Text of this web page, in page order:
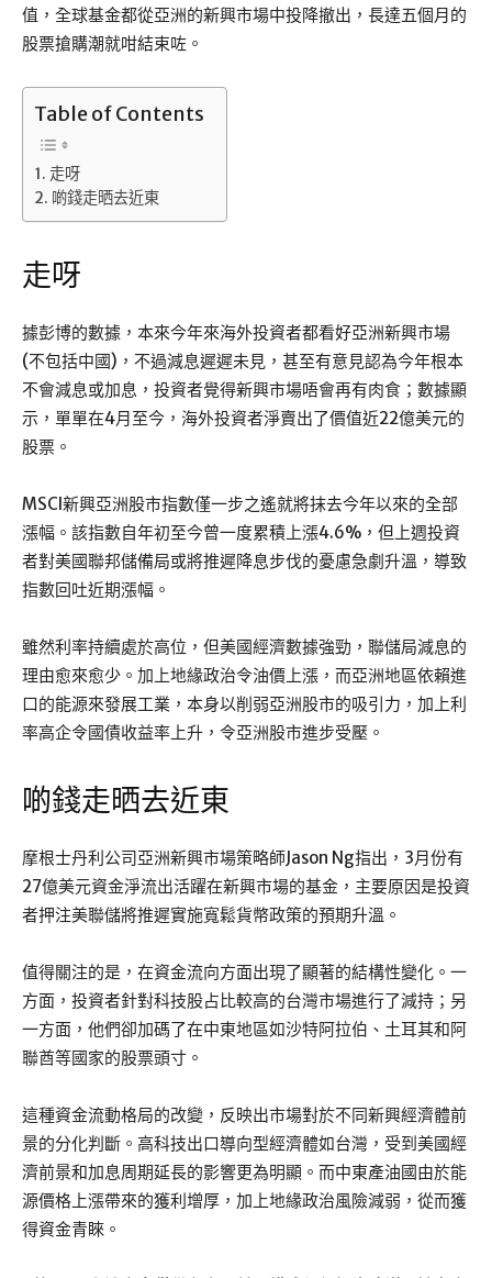
值，全球基金都從亞洲的新興市場中投降撤出，長達五個月的
股票搶購潮就咁結束咗。
Table of Contents
走呀
啲錢走晒去近東
走呀
據彭博的數據，本來今年來海外投資者都看好亞洲新興市場
(不包括中國)，不過減息遲遲未見，甚至有意見認為今年根本
不會減息或加息，投資者覺得新興市場唔會再有肉食；數據顯
示，單單在4月至今，海外投資者淨賣出了價值近22億美元的
股票。
MSCI新興亞洲股市指數僅一步之遙就將抹去今年以來的全部
漲幅。該指數自年初至今曾一度累積上漲4.6%，但上週投資
者對美國聯邦儲備局或將推遲降息步伐的憂慮急劇升溫，導致
指數回吐近期漲幅。
雖然利率持續處於高位，但美國經濟數據強勁，聯儲局減息的
理由愈來愈少。加上地緣政治令油價上漲，而亞洲地區依賴進
口的能源來發展工業，本身以削弱亞洲股市的吸引力，加上利
率高企令國債收益率上升，令亞洲股市進步受壓。
啲錢走晒去近東
摩根士丹利公司亞洲新興市場策略師Jason Ng指出，3月份有
27億美元資金淨流出活躍在新興市場的基金，主要原因是投資
者押注美聯儲將推遲實施寬鬆貨幣政策的預期升溫。
值得關注的是，在資金流向方面出現了顯著的結構性變化。一
方面，投資者針對科技股占比較高的台灣市場進行了減持；另
一方面，他們卻加碼了在中東地區如沙特阿拉伯、土耳其和阿
聯酋等國家的股票頭寸。
這種資金流動格局的改變，反映出市場對於不同新興經濟體前
景的分化判斷。高科技出口導向型經濟體如台灣，受到美國經
濟前景和加息周期延長的影響更為明顯。而中東產油國由於能
源價格上漲帶來的獲利增厚，加上地緣政治風險減弱，從而獲
得資金青睞。